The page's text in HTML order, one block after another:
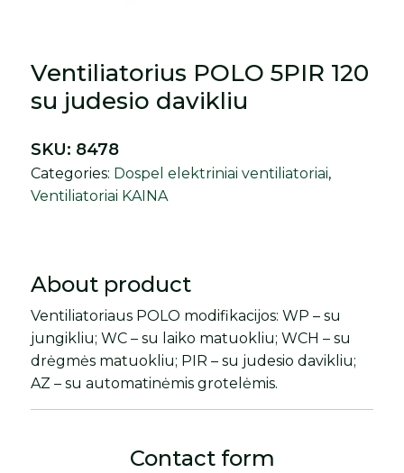
Ventiliatorius POLO 5PIR 120
su judesio davikliu
SKU: 8478
Categories: Dospel elektriniai ventiliatoriai,
Ventiliatoriai KAINA
About product
Ventiliatoriaus POLO modifikacijos: WP – su
jungikliu; WC – su laiko matuokliu; WCH – su
drėgmės matuokliu; PIR – su judesio davikliu;
AZ – su automatinėmis grotelėmis.
Contact form